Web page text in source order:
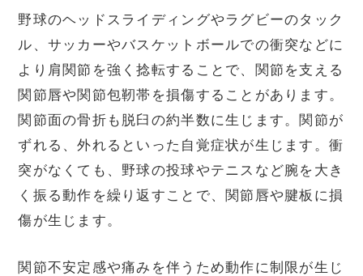
野球のヘッドスライディングやラグビーのタック
ル、サッカーやバスケットボールでの衝突などに
より肩関節を強く捻転することで、関節を支える
関節唇や関節包靭帯を損傷することがあります。
関節面の骨折も脱臼の約半数に生じます。関節が
ずれる、外れるといった自覚症状が生じます。衝
突がなくても、野球の投球やテニスなど腕を大き
く振る動作を繰り返すことで、関節唇や腱板に損
傷が生じます。
関節不安定感や痛みを伴うため動作に制限が生じ